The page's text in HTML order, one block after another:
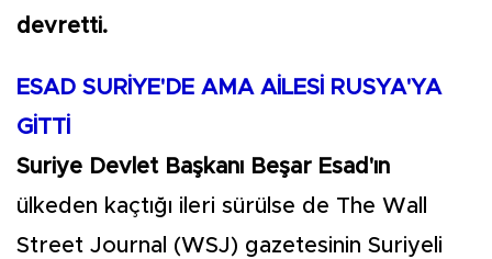
devretti.
ESAD SURİYE'DE AMA AİLESİ RUSYA'YA
GİTTİ
Suriye Devlet Başkanı Beşar Esad'ın
ülkeden kaçtığı ileri sürülse de The Wall
Street Journal (WSJ) gazetesinin Suriyeli